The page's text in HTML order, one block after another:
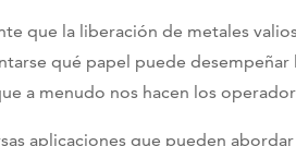
que la liberación de metales
qué papel puede
a menudo nos hacen los
aplicaciones que pueden